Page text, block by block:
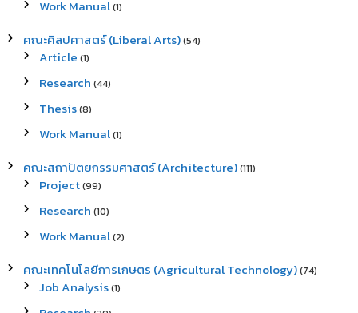
Work Manual(1)
คณะศิลปศาสตร์ (Liberal Arts)(54)
Article (1)
Research (44)
Thesis(8)
Work Manual(1)
คณะสถาปัตยกรรมศาสตร์ (Architecture)(111)
Project(99)
Research (10)
Work Manual(2)
คณะเทคโนโลยีการเกษตร (Agricultural Technology)(74)
Job Analysis(1)